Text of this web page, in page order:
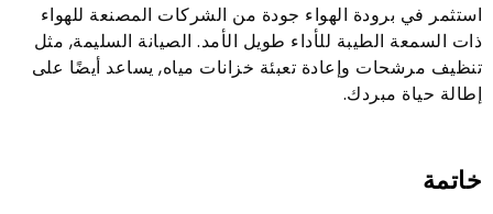
استثمر في برودة الهواء جودة من الشركات المصنعة للهواء
ذات السمعة الطيبة للأداء طويل الأمد. الصيانة السليمة, مثل
تنظيف مرشحات وإعادة تعبئة خزانات مياه, يساعد أيضًا على
إطالة حياة مبردك.
خاتمة